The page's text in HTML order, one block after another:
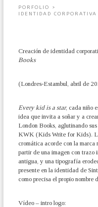
PORFOLIO >
IDENTIDAD CORPORATIVA
Creación de identidad
Books
(Londres-Estambul, abril de
Every kid is a star, cada niño
idea que invita a soñar y a
London Books, aglutinando
KWK (Kids Write for Kids).
cromática acorde con la
partir de una imagen con trazo
antigua, y una tipografía
presente en la identidad de
como precisa el propio nombre
Vídeo – intro logo: